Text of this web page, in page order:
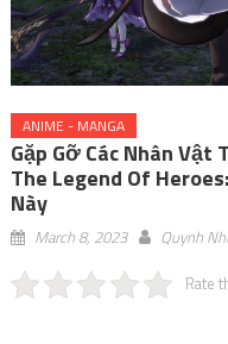
ANIME - MANGA
Gặp Gỡ Các Nhân
The Legend Of
Này
March 8, 2023 Quynh
Rate